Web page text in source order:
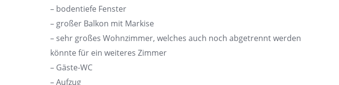
– bodentiefe Fenster
– großer Balkon mit Markise
– sehr großes Wohnzimmer, welches auch noch abgetrennt werden
könnte für ein weiteres Zimmer
– Gäste-WC
– Aufzug